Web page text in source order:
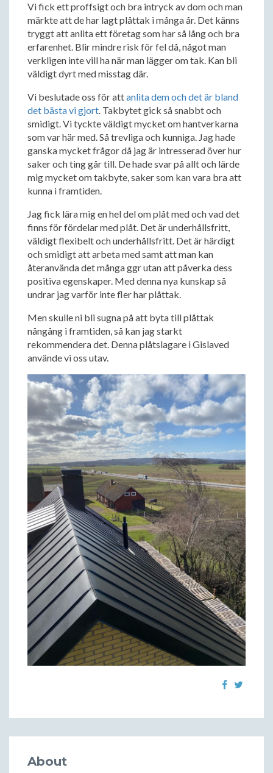
Vi fick ett proffsigt och bra intryck av dom och man
märkte att de har lagt plåttak i många år. Det känns
tryggt att anlita ett företag som har så lång och bra
erfarenhet. Blir mindre risk för fel då, något man
verkligen inte vill ha när man lägger om tak. Kan bli
väldigt dyrt med misstag där.
Vi beslutade oss för attanlita dem och det är bland
det bästa vi gjort. Takbytet gick så snabbt och
smidigt. Vi tyckte väldigt mycket om hantverkarna
som var här med. Så trevliga och kunniga. Jag hade
ganska mycket frågor då jag är intresserad över hur
saker och ting går till. De hade svar på allt och lärde
mig mycket om takbyte, saker som kan vara bra att
kunna i framtiden.
Jag fick lära mig en hel del om plåt med och vad det
finns för fördelar med plåt. Det är underhållsfritt,
väldigt flexibelt och underhållsfritt. Det är härdigt
och smidigt att arbeta med samt att man kan
återanvända det många ggr utan att påverka dess
positiva egenskaper. Med denna nya kunskap så
undrar jag varför inte fler har plåttak.
Men skulle ni bli sugna på att byta till plåttak
nångång i framtiden, så kan jag starkt
rekommendera det. Denna plåtslagare i Gislaved
använde vi oss utav.
About